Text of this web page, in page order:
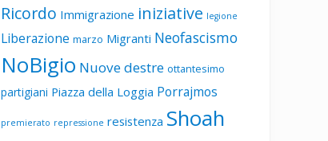
Ricordo Immigrazione iniziative legione
Liberazione marzo Migranti Neofascismo
NoBigio Nuove destre ottantesimo
partigiani Piazza della Loggia Porrajmos
premierato repressione resistenza Shoah